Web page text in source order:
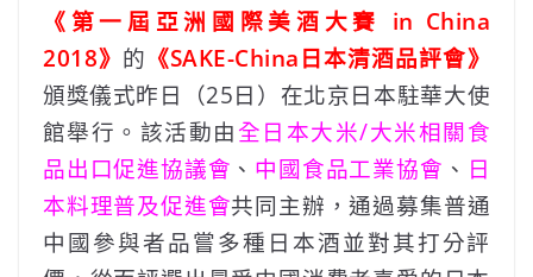
《第一屆亞洲國際美酒大賽 in China
2018》 的 《SAKE-China日本清酒品評會》
頒獎儀式昨日（25日）在北京日本駐華大使
館舉行。該活動由 全日本大米/大米相關食
品出口促進協議會 、 中國食品工業協會 、 日
本料理普及促進會共同主辦，通過募集普通
中國參與者品嘗多種日本酒並對其打分評